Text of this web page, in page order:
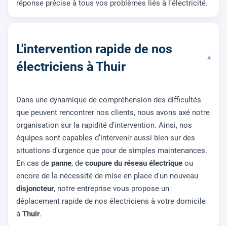
réponse précise à tous vos problèmes liés à l'électricité.
L'intervention rapide de nos
électriciens à Thuir
▾
Dans une dynamique de compréhension des difficultés
que peuvent rencontrer nos clients, nous avons axé notre
organisation sur la rapidité d’intervention. Ainsi, nos
équipes sont capables d’intervenir aussi bien sur des
situations d’urgence que pour de simples maintenances.
En cas de panne, de coupure du réseau électrique ou
encore de la nécessité de mise en place d'un nouveau
disjoncteur, notre entreprise vous propose un
déplacement rapide de nos électriciens à votre domicile
à Thuir.